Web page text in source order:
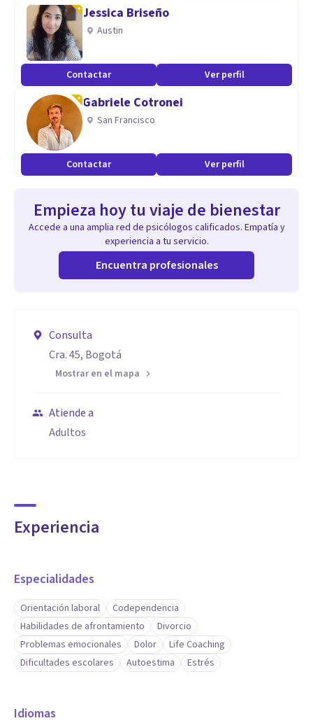
Jessica Briseño
Austin
Contactar Ver perfil
Gabriele Cotronei
San Francisco
Contactar Ver perfil
Empieza hoy tu viaje de bienestar
Accede a una amplia red de psicólogos calificados. Empatía y
experiencia a tu servicio.
Encuentra profesionales
Consulta
Cra. 45, Bogotá
Mostrar en el mapa
Atiende a
Adultos
Experiencia
Especialidades
Orientación laboral
Codependencia
Habilidades de afrontamiento
Divorcio
Problemas emocionales
Dolor
Life Coaching
Dificultades escolares
Autoestima Estrés
Idiomas